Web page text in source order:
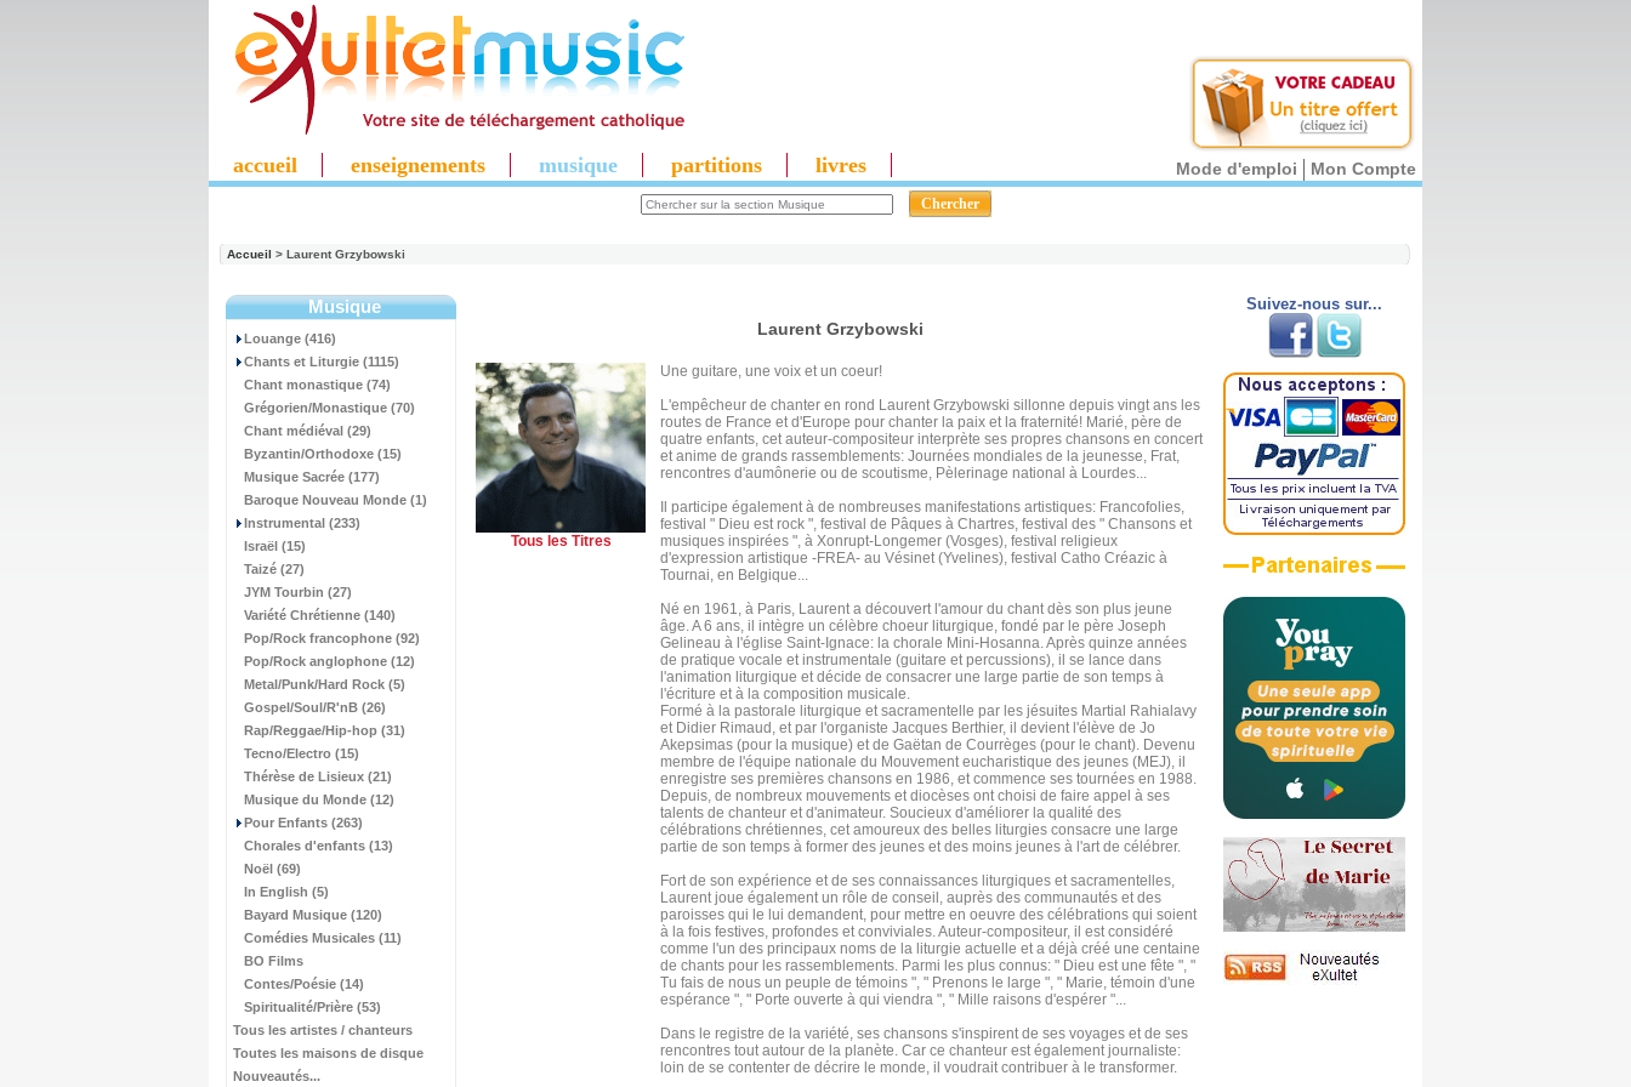
accueil enseignements musique partitions livres Mode d'emploi Mon Compte
Accueil > Laurent Grzybowski
Musique
Louange (416)
Chants et Liturgie (1115)
Chant monastique (74)
Grégorien/Monastique (70)
Chant médiéval (29)
Byzantin/Orthodoxe (15)
Musique Sacrée (177)
Baroque Nouveau Monde (1)
Instrumental (233)
Israël (15)
Taizé (27)
JYM Tourbin (27)
Variété Chrétienne (140)
Pop/Rock francophone (92)
Pop/Rock anglophone (12)
Metal/Punk/Hard Rock (5)
Gospel/Soul/R'nB (26)
Rap/Reggae/Hip-hop (31)
Tecno/Electro (15)
Thérèse de Lisieux (21)
Musique du Monde (12)
Pour Enfants (263)
Chorales d'enfants (13)
Noël (69)
In English (5)
Bayard Musique (120)
Comédies Musicales (11)
BO Films
Contes/Poésie (14)
Spiritualité/Prière (53)
Tous les artistes / chanteurs
Toutes les maisons de disque
Nouveautés...
Laurent Grzybowski
Tous les Titres
Une guitare, une voix et un coeur!
L'empêcheur de chanter en rond Laurent Grzybowski sillonne depuis vingt ans les
routes de France et d'Europe pour chanter la paix et la fraternité! Marié, père de
quatre enfants, cet auteur-compositeur interprète ses propres chansons en concert
et anime de grands rassemblements: Journées mondiales de la jeunesse, Frat,
rencontres d'aumônerie ou de scoutisme, Pèlerinage national à Lourdes...
Il participe également à de nombreuses manifestations artistiques: Francofolies,
festival " Dieu est rock ", festival de Pâques à Chartres, festival des " Chansons et
musiques inspirées ", à Xonrupt-Longemer (Vosges), festival religieux
d'expression artistique -FREA- au Vésinet (Yvelines), festival Catho Créazic à
Tournai, en Belgique...
Né en 1961, à Paris, Laurent a découvert l'amour du chant dès son plus jeune
âge. A 6 ans, il intègre un célèbre choeur liturgique, fondé par le père Joseph
Gelineau à l'église Saint-Ignace: la chorale Mini-Hosanna. Après quinze années
de pratique vocale et instrumentale (guitare et percussions), il se lance dans
l'animation liturgique et décide de consacrer une large partie de son temps à
l'écriture et à la composition musicale.
Formé à la pastorale liturgique et sacramentelle par les jésuites Martial Rahialavy
et Didier Rimaud, et par l'organiste Jacques Berthier, il devient l'élève de Jo
Akepsimas (pour la musique) et de Gaëtan de Courrèges (pour le chant). Devenu
membre de l'équipe nationale du Mouvement eucharistique des jeunes (MEJ), il
enregistre ses premières chansons en 1986, et commence ses tournées en 1988.
Depuis, de nombreux mouvements et diocèses ont choisi de faire appel à ses
talents de chanteur et d'animateur. Soucieux d'améliorer la qualité des
célébrations chrétiennes, cet amoureux des belles liturgies consacre une large
partie de son temps à former des jeunes et des moins jeunes à l'art de célébrer.
Fort de son expérience et de ses connaissances liturgiques et sacramentelles,
Laurent joue également un rôle de conseil, auprès des communautés et des
paroisses qui le lui demandent, pour mettre en oeuvre des célébrations qui soient
à la fois festives, profondes et conviviales. Auteur-compositeur, il est considéré
comme l'un des principaux noms de la liturgie actuelle et a déjà créé une centaine
de chants pour les rassemblements. Parmi les plus connus: " Dieu est une fête ", "
Tu fais de nous un peuple de témoins ", " Prenons le large ", " Marie, témoin d'une
espérance ", " Porte ouverte à qui viendra ", " Mille raisons d'espérer "...
Dans le registre de la variété, ses chansons s'inspirent de ses voyages et de ses
rencontres tout autour de la planète. Car ce chanteur est également journaliste:
loin de se contenter de décrire le monde, il voudrait contribuer à le transformer.
Suivez-nous sur...